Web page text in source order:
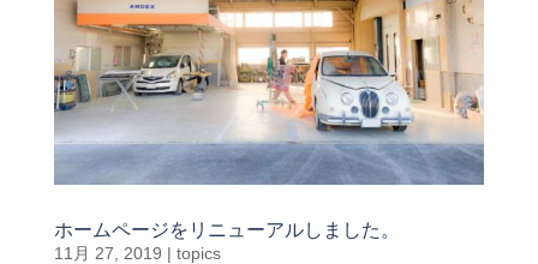
モビ
リテ
ィ
車の
ケア
ホームページをリニューアルしました。
11月 27, 2019 | topics